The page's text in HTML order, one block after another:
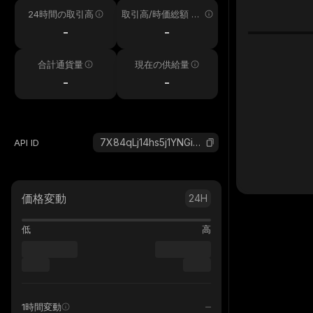
24時間の取引高
-
取引高/時価総額 24
-
合計通貨量
-
現在の供給量
-
API ID 7X84qLj14hs5j1YNGimWfhMEVMrnrCtkMUDnkWyk8jKA_solana
価格変動 24H
低 高
1時間変動